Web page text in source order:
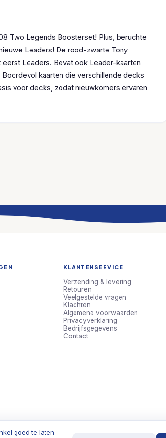
Two Legends Boosterset! Plus, beruchte
Leaders! De rood-zwarte Tony
Leaders. Bevat ook Leader-kaarten
kaarten die verschillende decks
voor decks, zodat nieuwkomers ervaren
KLANTENSERVICE
Verzending & levering
Retouren
Veelgestelde vragen
Klachten
Algemene voorwaarden
Privacyverklaring
Bedrijfsgegevens
Contact
goed te laten